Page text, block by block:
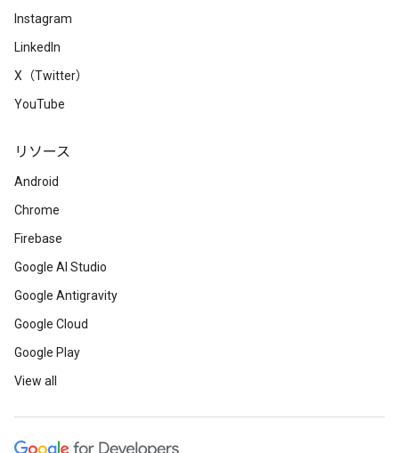
Instagram
LinkedIn
X（Twitter）
YouTube
リソース
Android
Chrome
Firebase
Google AI Studio
Google Antigravity
Google Cloud
Google Play
View all